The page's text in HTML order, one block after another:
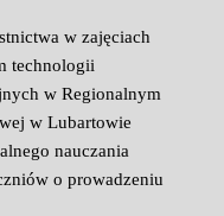
w zajęciach
technologii
w Regionalnym
w Lubartowie
nauczania
o prowadzeniu